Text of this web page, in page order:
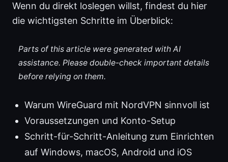
Wenn du direkt loslegen willst, findest du hier
die wichtigsten Schritte im Überblick:
Parts of this article were generated with AI
assistance. Please double-check important details
before relying on them.
Warum WireGuard mit NordVPN sinnvoll ist
Voraussetzungen und Konto-Setup
Schritt-für-Schritt-Anleitung zum Einrichten
auf Windows, macOS, Android und iOS